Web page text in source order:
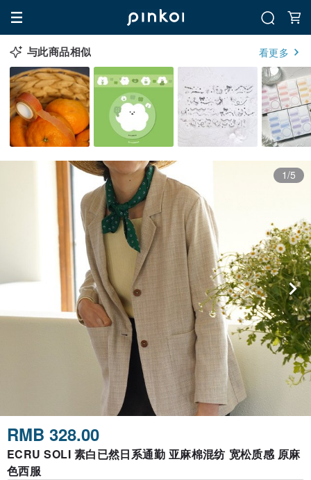
与此商品相似 看更多
1/5
RMB 328.00
ECRU SOLI 素白已然日系通勤 亚麻棉混纺 宽松质感 原麻
色西服